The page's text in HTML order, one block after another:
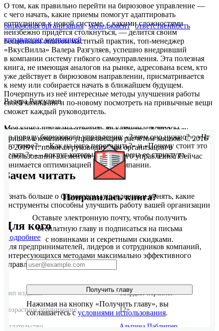
О том, как правильно перейти на бирюзовое управление —
с чего начать, какие приемы помогут адаптировать
сотрудников к новой системе, с какими сложностями
неизбежно придётся столкнуться, — делится своим
бесценным опытом маститый практик, топ-менеджер
«ВкусВилла» Валера Разгуляев, успешно внедривший
в компании систему гибкого самоуправления. Эта полезная
книга, не имеющая аналогов на рынке, адресована всем, кто
уже действует в бирюзовом направлении, присматривается
к нему или собирается начать в ближайшем будущем.
Почерпнуть из неё интересные методы улучшения работы
своей компании и по-новому посмотреть на привычные вещи
сможет каждый руководитель.
Моя книга призвана ответить на ключевые вопросы
по поводу бирюзового управления: «Зачем оно нужно?», «Что
это такое?», «Как на него переходить?» и «Почему стоит это
делать?» — вокруг которых и выстроена ее структура.
Зачем читать
Узнать больше о бирюзовом управлении и понять, какие
инструменты способны улучшить работу вашей организации.
Для кого
Для предпринимателей, лидеров и сотрудников компаний,
интересующихся методами максимально эффективного
управления.
бирюзовая организация менеджмент ответственность
управление компанией
Валера Разгуляев
Управляющий информацией «ВкусВилл». В 2011 году
пришёл в компанию управляющим расчётом заказов. С 2016
по 2019 гг. помогал руководителям организации в
использовании элементов бирюзового управления. Сейчас
занимается оптимизацией затрат компании.
Подробнее
Тип издания Твердый переплет
Возрастное ограничение 12+
Издательство Альпина Паблишер
Понравилась книга?
Оставьте электронную почту, чтобы получить
бесплатную главу и подписаться на письма
с новинками и секретными скидками.
Получить главу
Нажимая на кнопку «Получить главу», вы
соглашаетесь сусловиями использования.